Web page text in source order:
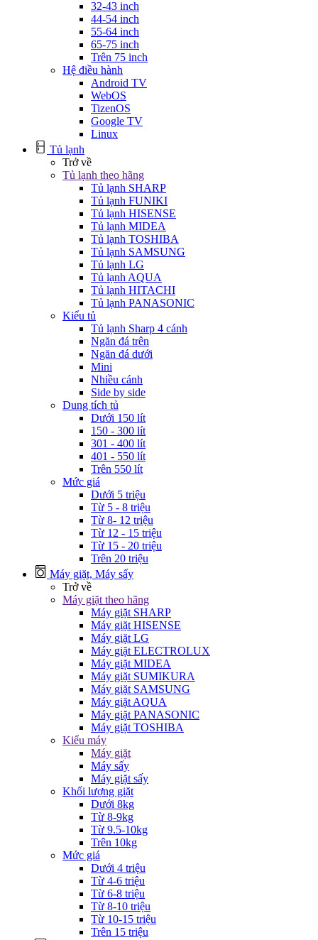
32-43 inch
44-54 inch
55-64 inch
65-75 inch
Trên 75 inch
Hệ điều hành
Android TV
WebOS
TizenOS
Google TV
Linux
Tủ lạnh
Trở về
Tủ lạnh theo hãng
Tủ lạnh SHARP
Tủ lạnh FUNIKI
Tủ lạnh HISENSE
Tủ lạnh MIDEA
Tủ lạnh TOSHIBA
Tủ lạnh SAMSUNG
Tủ lạnh LG
Tủ lạnh AQUA
Tủ lạnh HITACHI
Tủ lạnh PANASONIC
Kiểu tủ
Tủ lạnh Sharp 4 cánh
Ngăn đá trên
Ngăn đá dưới
Mini
Nhiều cánh
Side by side
Dung tích tủ
Dưới 150 lít
150 - 300 lít
301 - 400 lít
401 - 550 lít
Trên 550 lít
Mức giá
Dưới 5 triệu
Từ 5 - 8 triệu
Từ 8- 12 triệu
Từ 12 - 15 triệu
Từ 15 - 20 triệu
Trên 20 triệu
Máy giặt, Máy sấy
Trở về
Máy giặt theo hãng
Máy giặt SHARP
Máy giặt HISENSE
Máy giặt LG
Máy giặt ELECTROLUX
Máy giặt MIDEA
Máy giặt SUMIKURA
Máy giặt SAMSUNG
Máy giặt AQUA
Máy giặt PANASONIC
Máy giặt TOSHIBA
Kiểu máy
Máy giặt
Máy sấy
Máy giặt sấy
Khối lượng giặt
Dưới 8kg
Từ 8-9kg
Từ 9.5-10kg
Trên 10kg
Mức giá
Dưới 4 triệu
Từ 4-6 triệu
Từ 6-8 triệu
Từ 8-10 triệu
Từ 10-15 triệu
Trên 15 triệu